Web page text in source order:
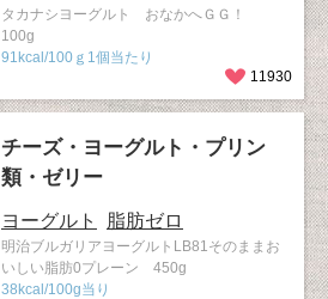
タカナシヨーグルト おなかへＧＧ！
100g
91kcal/100ｇ1個当たり
11930
チーズ・ヨーグルト・プリン
類・ゼリー
ヨーグルト 脂肪ゼロ
明治ブルガリアヨーグルトLB81そのままお
いしい脂肪0プレーン 450g
38kcal/100g当り